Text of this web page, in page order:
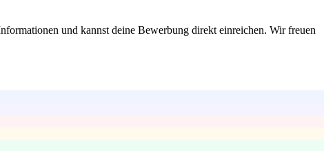
und kannst deine Bewerbung direkt einreichen. Wir freuen